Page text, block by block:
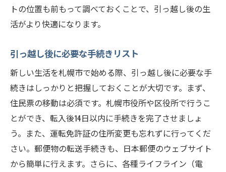
トの位置も前もって調べておくことで、引っ越し後の生
活がより快適になります。
引っ越し後に必要な手続きリスト
新しい生活を札幌市で始める際、引っ越し後に必要な手
続きはしっかりと把握しておくことが大切です。まず、
住民票の移動は必須です。札幌市役所や区役所で行うこ
とができ、転入後14日以内に手続きを完了させましょ
う。また、運転免許証の住所変更も忘れずに行ってくだ
さい。郵便物の転送手続きも、日本郵便のウェブサイト
から簡単に行えます。さらに、各種ライフライン（電